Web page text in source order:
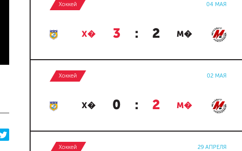
Хоккей 04 МАЯ
Х� 3 : 2 М�
Хоккей 02 МАЯ
Х� 0 : 2 М�
Хоккей 29 АПРЕЛЯ